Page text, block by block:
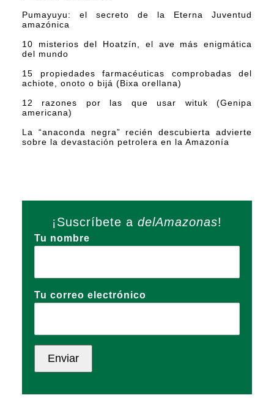
Pumayuyu: el secreto de la Eterna Juventud
amazónica
10 misterios del Hoatzín, el ave más enigmática
del mundo
15 propiedades farmacéuticas comprobadas del
achiote, onoto o bijá (Bixa orellana)
12 razones por las que usar wituk (Genipa
americana)
La “anaconda negra” recién descubierta advierte
sobre la devastación petrolera en la Amazonía
¡Suscríbete a delAmazonas!
Tu nombre
Tu correo electrónico